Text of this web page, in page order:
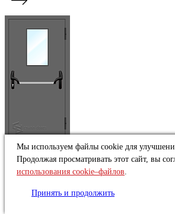
Однопольная техническая дверь с
остеклением и штангой ДМО-1
Под заказ
Конструкция: Однопольная
Мы используем файлы cookie для
Продолжая просматривать этот сайт, вы
использования cookie–файлов.
Принять и продолжить